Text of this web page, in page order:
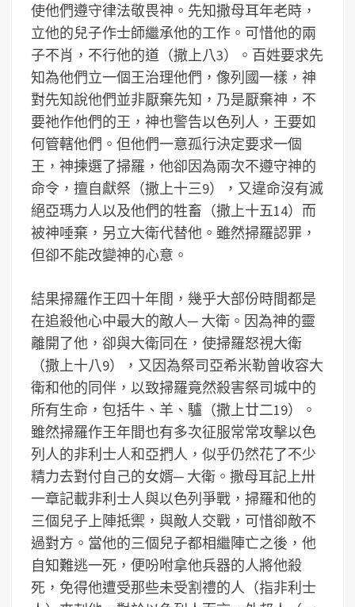
使他們遵守律法敬畏神。先知撒母耳年老時，
立他的兒子作士師繼承他的工作。可惜他的兩
子不肖，不行他的道（撒上八3）。百姓要求先
知為他們立一個王治理他們，像列國一樣，神
對先知說他們並非厭棄先知，乃是厭棄神，不
要祂作他們的王，神也警告以色列人，王要如
何管轄他們。但他們一意孤行決定要求一個
王，神揀選了掃羅，他卻因為兩次不遵守神的
命令，擅自獻祭（撒上十三9），又違命沒有滅
絕亞瑪力人以及他們的牲畜（撒上十五14）而
被神唾棄，另立大衛代替他。雖然掃羅認罪，
但卻不能改變神的心意。
結果掃羅作王四十年間，幾乎大部份時間都是
在追殺他心中最大的敵人─ 大衛。因為神的靈
離開了他，卻與大衛同在，使掃羅怒視大衛
（撒上十八9），又因為祭司亞希米勒曾收容大
衛和他的同伴，以致掃羅竟然殺害祭司城中的
所有生命，包括牛、羊、驢（撒上廿二19）。
雖然掃羅作王年間也有多次征服常常攻擊以色
列人的非利士人和亞捫人，似乎仍然花了不少
精力去對付自己的女婿─ 大衛。撒母耳記上卅
一章記載非利士人與以色列爭戰，掃羅和他的
三個兒子上陣抵禦，與敵人交戰，可惜卻敵不
過對方。當他的三個兒子都相繼陣亡之後，他
自知難逃一死，便吩咐拿他兵器的人將他殺
死，免得他遭受那些未受割禮的人（指非利士